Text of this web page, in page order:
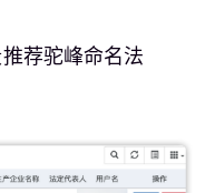
荐驼峰命名法